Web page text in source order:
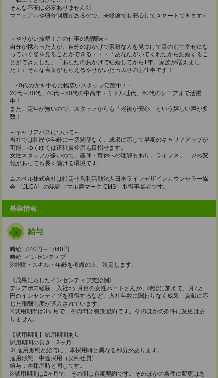
そんな不安は必要ありません◎
マニュアルや研修制度があるので、未経験でも安心してスタートできます♪
～やりがい抜群！この仕事の醍醐味～
自分が携わった人が、自分のおかげで素敵な人を見つけて目の前で幸せにな
っていく姿を見ることができる・・・「あなたがいてくれたから結婚するこ
とができました」「あなたのおかげで結婚してから1年。家族が増えまし
た！」そんな言葉がもらえるやりがいたっぷりのお仕事です！
～40代の方を中心に幅広いスタッフ活躍中！～
20代～30代、40代～50代の中高年・ミドル世代、60代のシニアまで活躍
中！
また、定年が無いので、スタッフからも「老後が安心」という嬉しい声が多
数！
～キャリアパスについて～
当社では社歴や年齢に一切関係なく、成果に応じて早期のキャリアアップが
可能。ゆくゆくは正社員登用も目指せます。
女性スタッフが多いので、産休・育休への理解もあり、ライフステージの変
化があっても長く働ける環境です。
ムスベル株式会社は特定非営利活動法人日本ライフデザインカウンセラー協
会 （JLCA）の認証（マル適マーク CMS）取得事業者です。
募集情報
給与
時給1,040円～1,040円
時給+インセンティブ
※経験・スキル・年齢を考慮の上、決定します。
《成果に応じたインセンティブ支給例》
テレアポ未経験、入社5ヶ月目の女性パートさんが、時給に加えて、月7万
円のインセンティブを獲得するなど、入社年数に関わりなく成果・貢献に応
じた報酬制度が導入されています。
※試用期間は3ヶ月で、その間は有期契約です。そのほかの条件に変更はあ
りません。
【試用期間】試用期間あり
試用期間の長さ：2ヶ月
※ 雇用形態と給与に、本採用時と異なる部分があります。
雇用形態：中途採用（契約社員）
給与：本採用時と同じです。
※試用期間は2ヶ月で、その間は有期契約です。そのほかの条件に変更はあ